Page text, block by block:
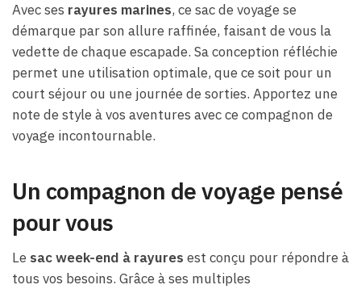
Avec ses rayures marines, ce sac de voyage se
démarque par son allure raffinée, faisant de vous la
vedette de chaque escapade. Sa conception réfléchie
permet une utilisation optimale, que ce soit pour un
court séjour ou une journée de sorties. Apportez une
note de style à vos aventures avec ce compagnon de
voyage incontournable.
Un compagnon de voyage pensé
pour vous
Le sac week-end à rayures est conçu pour répondre à
tous vos besoins. Grâce à ses multiples